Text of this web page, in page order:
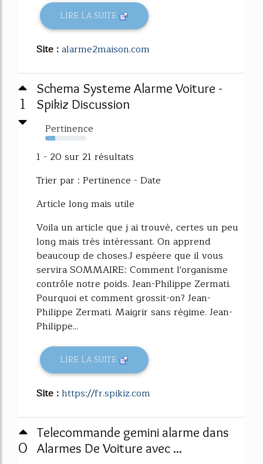
LIRE LA SUITE
Site :alarme2maison.com
1
Schema Systeme Alarme Voiture -
Spikiz Discussion
Pertinence
24%
1 - 20 sur 21 résultats
Trier par : Pertinence - Date
Article long mais utile
Voila un article que j ai trouvé, certes un peu
long mais très intéressant. On apprend
beaucoup de choses.J espèere que il vous
servira SOMMAIRE: Comment l'organisme
contrôle notre poids. Jean-Philippe Zermati.
Pourquoi et comment grossit-on? Jean-
Philippe Zermati. Maigrir sans régime. Jean-
Philippe...
LIRE LA SUITE
Site :https://fr.spikiz.com
0
Telecommande gemini alarme dans
Alarmes De Voiture avec ...